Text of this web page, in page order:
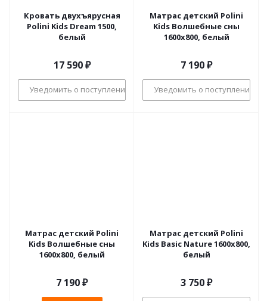
Кровать двухъярусная
Polini Kids Dream 1500,
белый
17 590₽
Уведомить о поступлении
Матрас детский Polini
Kids Волшебные сны
1600x800, белый
7 190₽
Уведомить о поступлении
Матрас детский Polini
Kids Волшебные сны
1600x800, белый
7 190₽
Матрас детский Polini
Kids Basic Nature 1600x800,
белый
3 750₽